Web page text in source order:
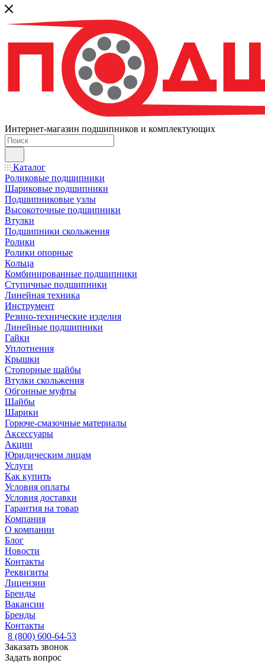
Интернет-магазин подшипников и комплектующих
Каталог
Роликовые подшипники
Шариковые подшипники
Подшипниковые узлы
Высокоточные подшипники
Втулки
Подшипники скольжения
Ролики
Ролики опорные
Кольца
Комбинированные подшипники
Ступичные подшипники
Линейная техника
Инструмент
Резино-технические изделия
Линейные подшипники
Гайки
Уплотнения
Крышки
Стопорные шайбы
Втулки скольжения
Обгонные муфты
Шайбы
Шарики
Горюче-смазочные материалы
Аксессуары
Акции
Юридическим лицам
Услуги
Как купить
Условия оплаты
Условия доставки
Гарантия на товар
Компания
О компании
Блог
Новости
Контакты
Реквизиты
Лицензии
Бренды
Вакансии
Бренды
Контакты
8 (800) 600-64-53
Заказать звонок
Задать вопрос